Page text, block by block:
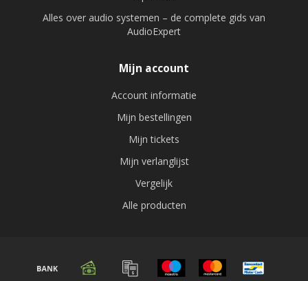
Alles over audio systemen – de complete gids van
AudioExpert
Mijn account
Account informatie
Mijn bestellingen
Mijn tickets
Mijn verlanglijst
Vergelijk
Alle producten